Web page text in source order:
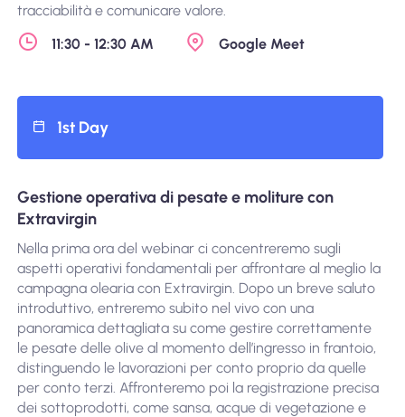
tracciabilità e comunicare valore.
11:30 - 12:30 AM
Google Meet
1st Day
Gestione operativa di pesate e moliture con
Extravirgin
Nella prima ora del webinar ci concentreremo sugli
aspetti operativi fondamentali per affrontare al meglio la
campagna olearia con Extravirgin. Dopo un breve saluto
introduttivo, entreremo subito nel vivo con una
panoramica dettagliata su come gestire correttamente
le pesate delle olive al momento dell’ingresso in frantoio,
distinguendo le lavorazioni per conto proprio da quelle
per conto terzi. Affronteremo poi la registrazione precisa
dei sottoprodotti, come sansa, acque di vegetazione e